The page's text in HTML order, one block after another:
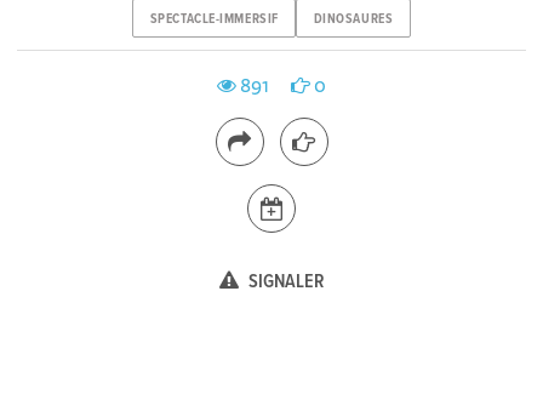
SPECTACLE-IMMERSIF DINOSAURES
891 0
SIGNALER